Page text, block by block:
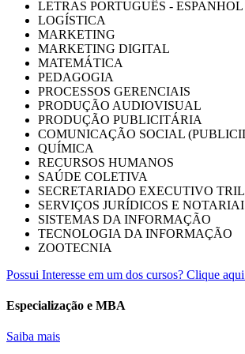
LETRAS PORTUGUÊS - ESPANHOL
LOGÍSTICA
MARKETING
MARKETING DIGITAL
MATEMÁTICA
PEDAGOGIA
PROCESSOS GERENCIAIS
PRODUÇÃO AUDIOVISUAL
PRODUÇÃO PUBLICITÁRIA
COMUNICAÇÃO SOCIAL
QUÍMICA
RECURSOS HUMANOS
SAÚDE COLETIVA
SECRETARIADO EXECUTIVO
SERVIÇOS JURÍDICOS E
SISTEMAS DA INFORMAÇÃO
TECNOLOGIA DA INFORMAÇÃO
ZOOTECNIA
Possui Interesse em um dos cursos? Clique
Especialização e MBA
Saiba mais